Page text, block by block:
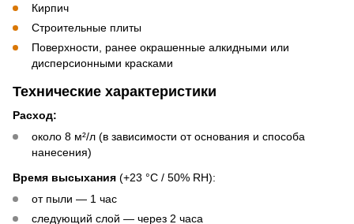
Кирпич
Строительные плиты
Поверхности, ранее окрашенные алкидными или
дисперсионными красками
Технические характеристики
Расход:
около 8 м²/л (в зависимости от основания и способа
нанесения)
Время высыхания (+23 °C / 50% RH):
от пыли — 1 час
следующий слой — через 2 часа